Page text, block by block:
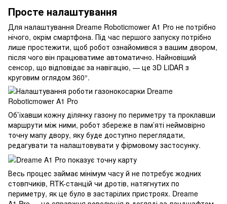
Просте налаштування
Для налаштування Dreame Roboticmower A1 Pro не потрібно
нічого, окрім смартфона. Під час першого запуску потрібно
лише простежити, щоб робот ознайомився з вашим двором,
після чого він працюватиме автоматично. Найновіший
сенсор, що відповідає за навігацію, — це 3D LiDAR з
круговим оглядом 360°.
Об’їхавши кожну ділянку газону по периметру та проклавши
маршрути між ними, робот збереже в пам’яті неймовірно
точну мапу двору, яку буде доступно переглядати,
редагувати та налаштовувати у фірмовому застосунку.
Весь процес займає мінімум часу й не потребує жодних
стовпчиків, RTK-станцій чи дротів, натягнутих по
периметру, як це було в застарілих пристроях. Dreame